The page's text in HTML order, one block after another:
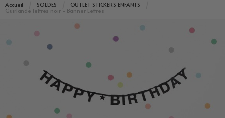
Accueil SOLDES
OUTLET STICKERS ENFANTS
Guirlande lettres noir - Banner Lettres